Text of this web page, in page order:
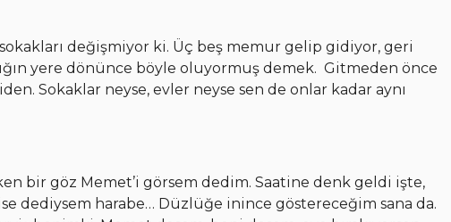
sokakları değişmiyor ki. Üç beş memur gelip gidiyor, geri
yere dönünce böyle oluyormuş demek. Gitmeden önce
Sokaklar neyse, evler neyse sen de onlar kadar aynı
bir göz Memet’i görsem dedim. Saatine denk geldi işte,
dediysem harabe… Düzlüğe inince göstereceğim sana da.